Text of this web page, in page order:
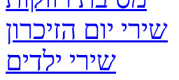
שירי יום הזיכרון
שירי ילדים